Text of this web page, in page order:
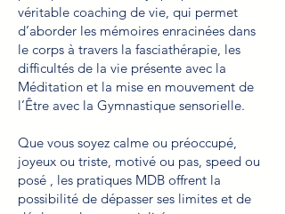
véritable coaching de vie, qui permet
d’aborder les mémoires enracinées dans
le corps à travers la fasciathérapie, les
difficultés de la vie présente avec la
Méditation et la mise en mouvement de
l’Être avec la Gymnastique sensorielle.
Que vous soyez calme ou préoccupé,
joyeux ou triste, motivé ou pas, speed ou
posé , les pratiques MDB offrent la
possibilité de dépasser ses limites et de